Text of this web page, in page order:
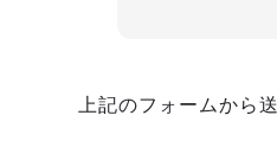
上記のフォームから